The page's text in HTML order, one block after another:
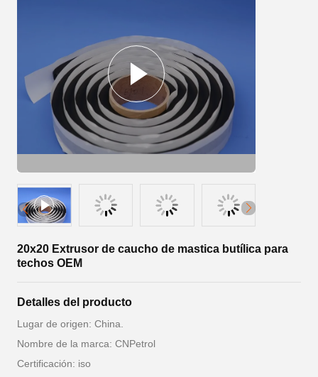
20x20 Extrusor de caucho de mastica butílica para
techos OEM
Detalles del producto
Lugar de origen: China.
Nombre de la marca: CNPetrol
Certificación: iso